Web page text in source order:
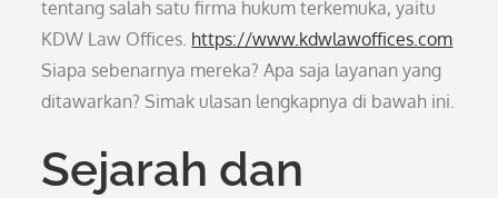
tentang salah satu firma hukum terkemuka, yaitu
KDW Law Offices. https://www.kdwlawoffices.com
Siapa sebenarnya mereka? Apa saja layanan yang
ditawarkan? Simak ulasan lengkapnya di bawah ini.
Sejarah dan